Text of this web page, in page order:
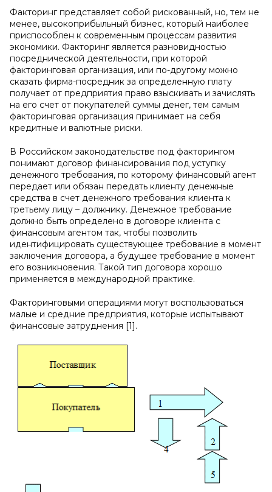
Факторинг представляет собой рискованный, но, тем не
менее, высокоприбыльный бизнес, который наиболее
приспособлен к современным процессам развития
экономики. Факторинг является разновидностью
посреднической деятельности, при которой
факторинговая организация, или по-другому можно
сказать фирма-посредник за определенную плату
получает от предприятия право взыскивать и зачислять
на его счет от покупателей суммы денег, тем самым
факторинговая организация принимает на себя
кредитные и валютные риски.
В Российском законодательстве под факторингом
понимают договор финансирования под уступку
денежного требования, по которому финансовый агент
передает или обязан передать клиенту денежные
средства в счет денежного требования клиента к
третьему лицу – должнику. Денежное требование
должно быть определено в договоре клиента с
финансовым агентом так, чтобы позволить
идентифицировать существующее требование в момент
заключения договора, а будущее требование в момент
его возникновения. Такой тип договора хорошо
применяется в международной практике.
Факторинговыми операциями могут воспользоваться
малые и средние предприятия, которые испытывают
финансовые затруднения [1].